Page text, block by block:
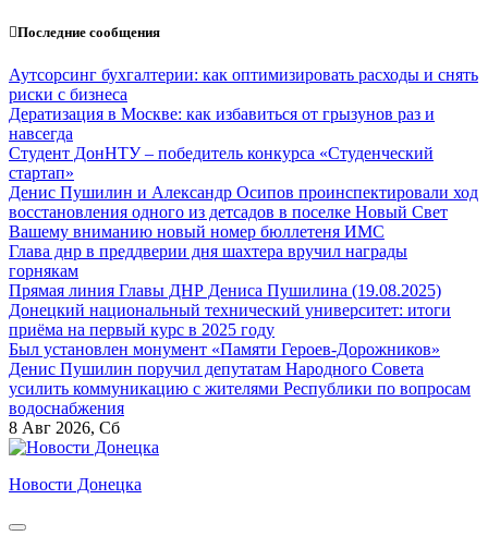
Перейти
содержанию
Последние сообщения
Аутсорсинг бухгалтерии: как оптимизировать расходы и снять
риски с бизнеса
Дератизация в Москве: как избавиться от грызунов раз и
навсегда
Студент ДонНТУ – победитель конкурса «Студенческий
стартап»
Денис Пушилин и Александр Осипов проинспектировали ход
восстановления одного из детсадов в поселке Новый Свет
Вашему вниманию новый номер бюллетеня ИМС
Глава днр в преддверии дня шахтера вручил награды
горнякам
Прямая линия Главы ДНР Дениса Пушилина (19.08.2025)
Донецкий национальный технический университет: итоги
приёма на первый курс в 2025 году
Был установлен монумент «Памяти Героев-Дорожников»
Денис Пушилин поручил депутатам Народного Совета
усилить коммуникацию с жителями Республики по вопросам
водоснабжения
8 Авг 2026, Сб
Новости Донецка